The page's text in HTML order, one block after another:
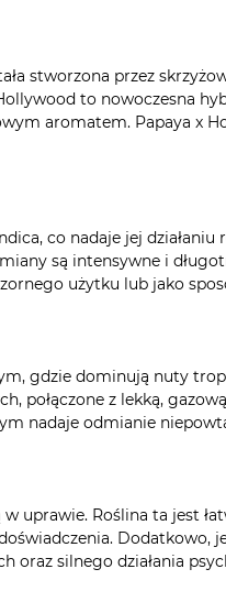
stworzona przez
to nowoczesna
aromatem. Papaya x
co nadaje jej
są intensywne i
użytku lub jako
gdzie dominują nuty
z lekką,
nadaje odmianie
uprawie. Roślina ta jest
Dodatkowo,
oraz silnego działania